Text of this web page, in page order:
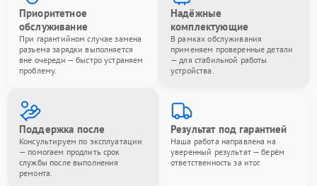
Приоритетное
обслуживание
При гарантийном случае замена
разъема зарядки выполняется
вне очереди — быстро устраняем
проблему.
Надёжные
комплектующие
В рамках обслуживания
применяем проверенные детали
— для стабильной работы
устройства.
Поддержка после
Консультируем по эксплуатации
— помогаем продлить срок
службы после выполнения
ремонта.
Результат под гарантией
Наша работа направлена на
уверенный результат — берём
ответственность за итог.